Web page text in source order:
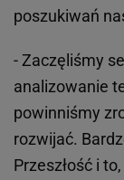
poszukiwań
- Zaczęliśmy
analizowanie
powinniśmy
rozwijać.
Przeszłość i